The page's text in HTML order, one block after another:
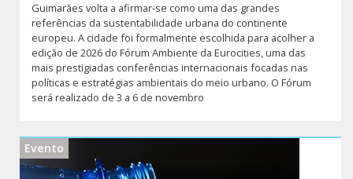
Guimarães volta a afirmar-se como uma das grandes
referências da sustentabilidade urbana do continente
europeu. A cidade foi formalmente escolhida para acolher a
edição de 2026 do Fórum Ambiente da Eurocities, uma das
mais prestigiadas conferências internacionais focadas nas
políticas e estratégias ambientais do meio urbano. O Fórum
será realizado de 3 a 6 de novembro
Evento